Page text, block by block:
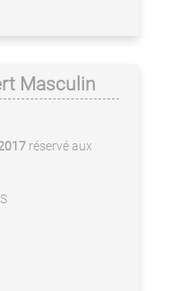
Masculin
réservé aux